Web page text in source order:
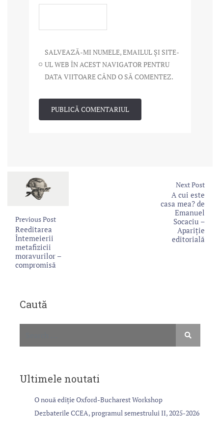
SALVEAZĂ-MI NUMELE, EMAILUL ȘI SITE-
UL WEB ÎN ACEST NAVIGATOR PENTRU
DATA VIITOARE CÂND O SĂ COMENTEZ.
Previous Post
Reeditarea
Întemeierii
metafizicii
moravurilor –
compromisă
Next Post
A cui este
casa mea? de
Emanuel
Socaciu –
Apariție
editorială
Caută
Ultimele noutati
O nouă ediție Oxford-Bucharest Workshop
Dezbaterile CCEA, programul semestrului II, 2025-2026